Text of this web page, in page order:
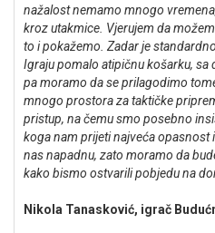
nažalost nemamo mnogo
kroz utakmice. Vjerujem da
to i pokažemo. Zadar je
Igraju pomalo atipičnu košarku, sa
pa moramo da se prilagodimo
mnogo prostora za taktičke
pristup, na čemu smo posebno
koga nam prijeti najveća opasnost
nas napadnu, zato moramo da
kako bismo ostvarili pobjedu na
Nikola Tanasković, igrač